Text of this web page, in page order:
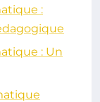
:
: Un